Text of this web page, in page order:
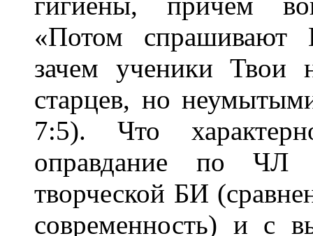
«Потом
зачем ученики Твои
старцев, но
7:5). Что
оправдание по ЧЛ
творческой БИ
современность) и с